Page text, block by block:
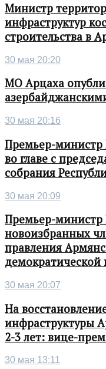
Министр
инфраструктур
строительства в
30 мая 20:20
МО Арцаха
30 мая 20:16
Премьер-
во главе с
собрания
30 мая 20:09
Премьер-
новоизбранных
правления
демократической
30 мая 20:07
На
инфраструктуры
2-3 лет: вице-
30 мая 13:11